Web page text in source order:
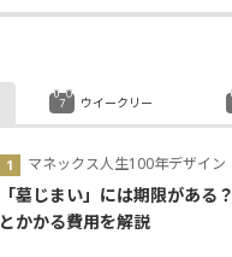
マネックス人生100年デザイン
「墓じまい」には期限がある
とかかる費用を解説
ウイークリー